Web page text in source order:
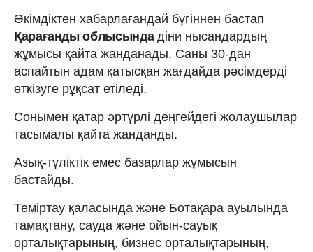
Әкімдіктен хабарлағандай бүгіннен бастап
Қарағанды ​​облысындадіни нысандардың
жұмысы қайта жанданады. Саны 30-дан
аспайтын адам қатысқан жағдайда рәсімдерді
өткізуге рұқсат етіледі.
Сонымен қатар әртүрлі деңгейдегі жолаушылар
тасымалы қайта жанданды.
Азық-түліктік емес базарлар жұмысын
бастайды.
Теміртау қаласында және Ботақара ауылында
тамақтану, сауда және ойын-сауық
орталықтарының, бизнес орталықтарының,